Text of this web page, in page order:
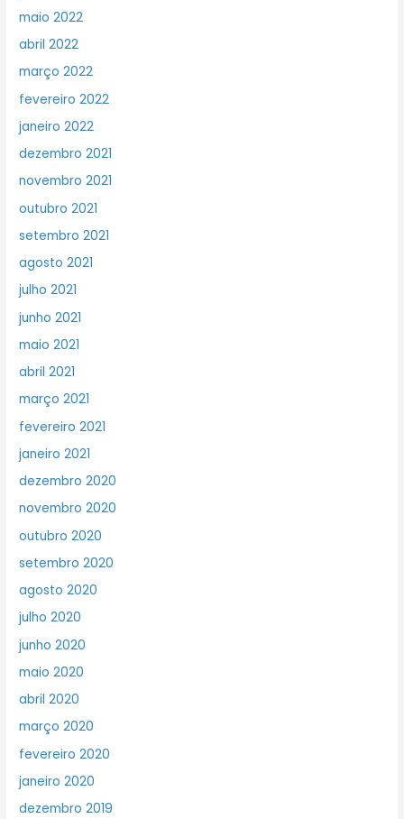
maio 2022
abril 2022
março 2022
fevereiro 2022
janeiro 2022
dezembro 2021
novembro 2021
outubro 2021
setembro 2021
agosto 2021
julho 2021
junho 2021
maio 2021
abril 2021
março 2021
fevereiro 2021
janeiro 2021
dezembro 2020
novembro 2020
outubro 2020
setembro 2020
agosto 2020
julho 2020
junho 2020
maio 2020
abril 2020
março 2020
fevereiro 2020
janeiro 2020
dezembro 2019